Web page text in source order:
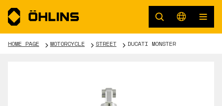
HOME PAGE MOTORCYCLE STREET DUCATI MONSTER